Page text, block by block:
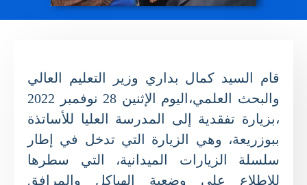
قام السيد كمال بداري وزير التعليم العالي
والبحث العلمي،اليوم الإثنين 28 نوفمبر 2022
،بزيارة تفقدية إلى المدرسة العليا للأساتذة
ببوزريعة، وهي الزيارة التي تدخل في إطار
سلسلة الزيارات الميدانية، التي سطرها
للإطلاع على وضعية الهياكل والمرافق